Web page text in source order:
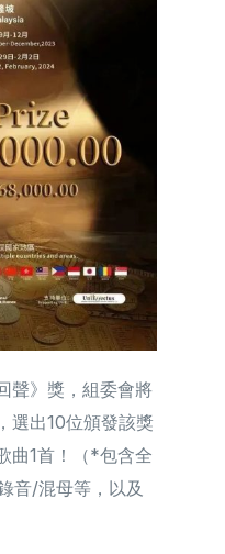
聲》獎，組委會將
選出10位頒發該獎
曲1首！（*包含全
音/混母等，以及